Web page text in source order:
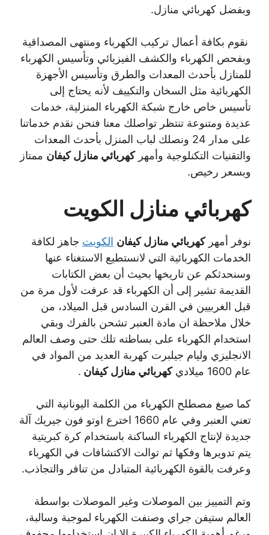
وبفضل كهربائي منازل.
نقوم بكافة أعمال تركيب الكهرباء ومنتهى المصداقية
وبفحص الكهرباء والكشف الفيزيائي وتأسيس الكهرباء
للمنازل بأحدث المعدات والطرق وتأسيس الأجهزة
الكهربائية مثل السخان والتكييف لأنه يحتاج إلى
تأسيس خاص خارج شبكة الكهرباء المنزلية، خدمات
عديدة ومتنوعة تنتظر تواصلك معنا فنحن نقدم خدماتنا
على مدار 24 ونصلك لباب المنزل بأحدث المعدات
والتقنيات التكنلوجية وأمهركهربائي منازل كيفان ممتاز
وبسعر رخيص.
كهربائي منازل الكويت
نوفر أمهركهربائي منازل كيفان الكويت جاهز لكافة
الخدمات الكهربائية التي لانستطيع الاستغناء عنها
وسنحدثكم عن تاريخها بحيث أن بعض الكتابات
القديمة تشير إلى أن الكهرباء قد عرفت لأول مرة من
قبل الغربيين في القرن السادس قبل الميلاد، من
خلال ملاحظة ان مادة العنبر تشحن بالفرك وبقي
استخدام الكهرباء على بساطته تلك حتى وصف العالم
الانجليزي وليام جيلبرت كهربة العديد من المواد في
عام 1600 ميلادي
كهربائي منازل كيفان .
كما صيغ مصطلح الكهرباء من الكلمة اليونانية التي
تعني العنبر وفي عام 1660 اخترع اوتو فون جيريك آلة
جديدة لإنتاج الكهرباء الساكنة باستخدام كرة كبريتية
يتم تدويرها وفكها ثم توالت الاكتشافات في الكهرباء
وعرفت بالقوة الكهربائية المتبادل من تنافر والتجاذب.
وتم التمييز بين الموصلات وغير الموصلات بواسطة
العالم ستيفن جراي وصنفت الكهرباء لموجبة وسالبة،